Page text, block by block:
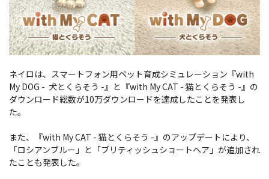
ネイロは、スマートフォン用ペット育成シミュレーション『with
My DOG - 犬とくらそう -』と『with My CAT - 猫とくらそう -』の
ダウンロード総数が10万ダウンロードを達成したことを発表し
た。
また、『with My CAT - 猫とくらそう -』のアップデートにより、
「ロシアンブルー」と「ブリティッシュショートヘア」が追加され
たことも発表した。